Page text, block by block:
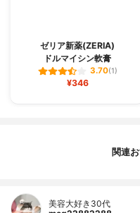
ゼリア新薬(ZERIA)
ドルマイシン軟膏
3.70(1)
¥346
関連
美容大好き30代